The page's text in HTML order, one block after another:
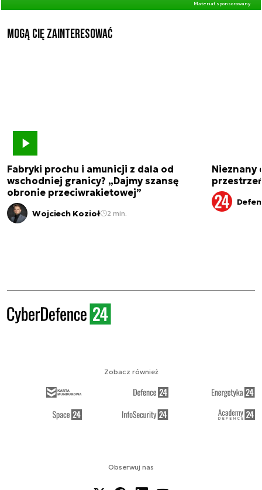
Materiał sponsorowany
Mogą Cię zainteresować
Fabryki prochu i amunicji z dala od
wschodniej granicy? „Dajmy szansę
obronie przeciwrakietowej”
Wojciech Kozioł 2 min.
Nieznany
Obserwuj nas
Zobacz również